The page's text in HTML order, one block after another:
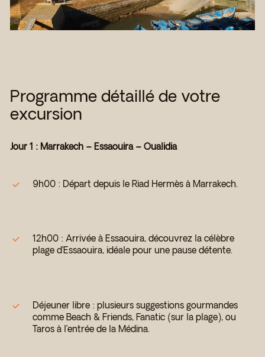
Programme détaillé de votre
excursion
Jour 1 : Marrakech – Essaouira – Oualidia
9h00 : Départ depuis le Riad Hermès à Marrakech.
12h00 : Arrivée à Essaouira, découvrez la célèbre
plage d’Essaouira, idéale pour une pause détente.
Déjeuner libre : plusieurs suggestions gourmandes
comme Beach & Friends, Fanatic (sur la plage), ou
Taros à l’entrée de la Médina.